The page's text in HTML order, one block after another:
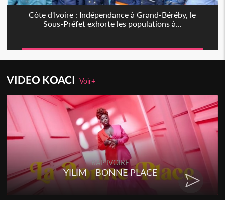
Côte d'Ivoire : Indépendance à Grand-Béréby, le
Sous-Préfet exhorte les populations à...
VIDEO KOACIVoir+
RAP IVOIRE
RENARD BARAKISSA -
CHAT